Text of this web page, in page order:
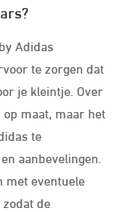
Adidas
te zorgen dat
je kleintje. Over
maat, maar het
te
aanbevelingen.
met eventuele
de